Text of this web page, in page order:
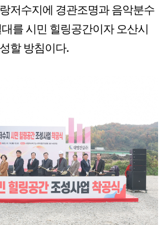
저수지에 경관조명과 음악분수
를 시민 힐링공간이자 오산시
할 방침이다.